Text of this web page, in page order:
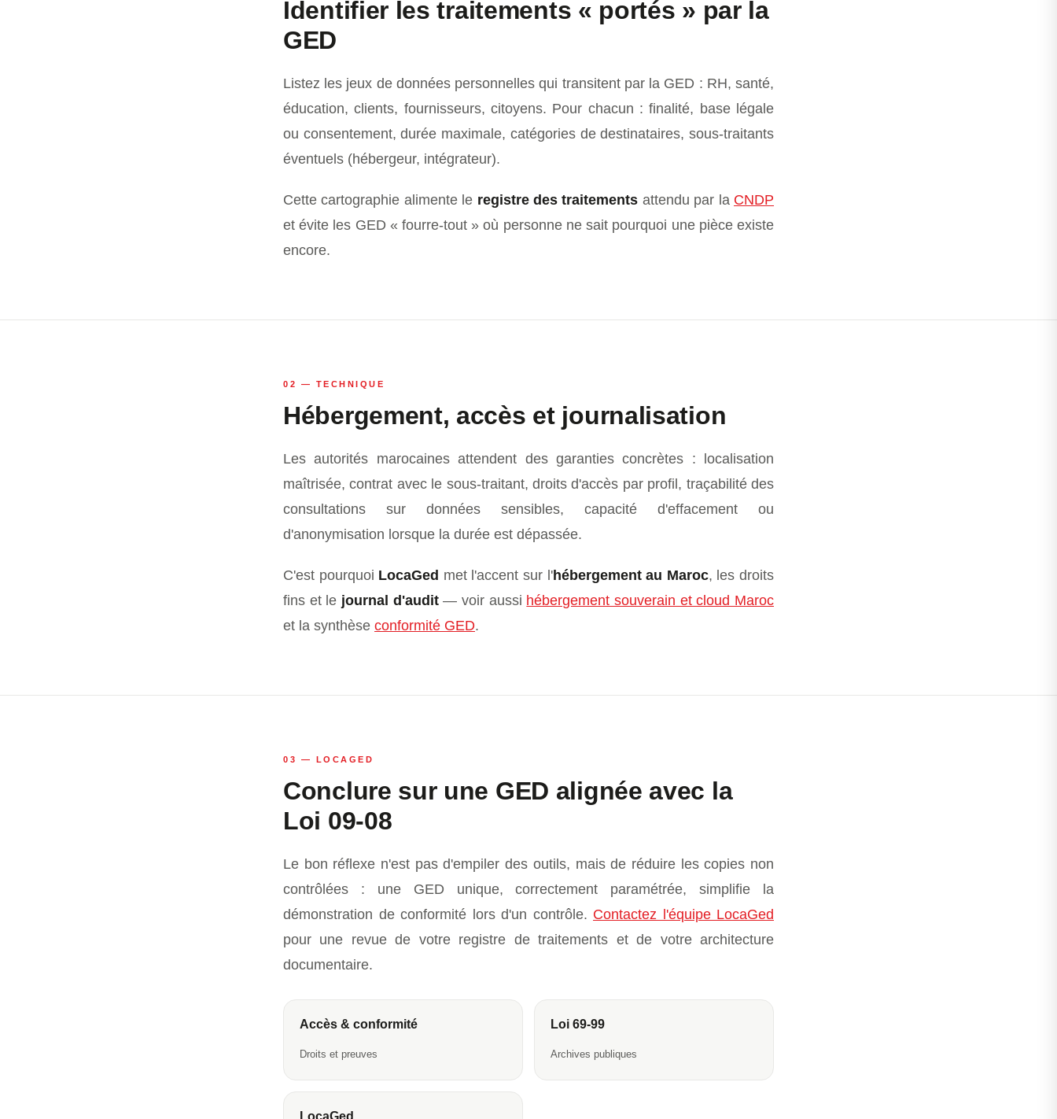
Identifier les traitements « portés » par la
GED
Listez les jeux de données personnelles qui transitent par la GED : RH, santé,
éducation, clients, fournisseurs, citoyens. Pour chacun : finalité, base légale
ou consentement, durée maximale, catégories de destinataires, sous-traitants
éventuels (hébergeur, intégrateur).
Cette cartographie alimente le registre des traitements attendu par la CNDP
et évite les GED « fourre-tout » où personne ne sait pourquoi une pièce existe
encore.
02 — TECHNIQUE
Hébergement, accès et journalisation
Les autorités marocaines attendent des garanties concrètes : localisation
maîtrisée, contrat avec le sous-traitant, droits d'accès par profil, traçabilité des
consultations sur données sensibles, capacité d'effacement ou
d'anonymisation lorsque la durée est dépassée.
C'est pourquoi LocaGed met l'accent sur l'hébergement au Maroc, les droits
fins et le journal d'audit— voir aussi hébergement souverain et cloud Maroc
et la synthèse conformité GED.
03 — LOCAGED
Conclure sur une GED alignée avec la
Loi 09-08
Le bon réflexe n'est pas d'empiler des outils, mais de réduire les copies non
contrôlées : une GED unique, correctement paramétrée, simplifie la
démonstration de conformité lors d'un contrôle. Contactez l'équipe LocaGed
pour une revue de votre registre de traitements et de votre architecture
documentaire.
Accès & conformité
Droits et preuves
Loi 69-99
Archives publiques
LocaGed